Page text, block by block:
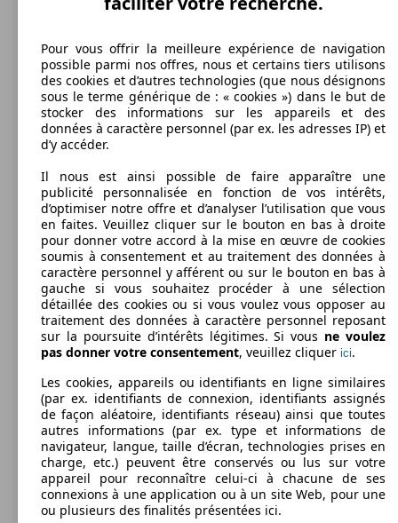
Coffre:
385 - 1281 Litres
Capacité de remorquage:
620 - 1100 kg
Afficher les variantes
SUV/4x4/Pick-Up
2018 - 2023 Volkswagen T-CROSS (11/2018-10/2023)
Pour vous offrir la meilleure expérience de navigation
possible parmi nos offres, nous et certains tiers utilisons
des cookies et d’autres technologies (que nous désignons
sous le terme générique de : « cookies ») dans le but de
stocker des informations sur les appareils et des
données à caractère personnel (par ex. les adresses IP) et
d’y accéder.
Il nous est ainsi possible de faire apparaître une
publicité personnalisée en fonction de vos intérêts,
d’optimiser notre offre et d’analyser l’utilisation que vous
en faites. Veuillez cliquer sur le bouton en bas à droite
pour donner votre accord à la mise en œuvre de cookies
soumis à consentement et au traitement des données à
caractère personnel y afférent ou sur le bouton en bas à
gauche si vous souhaitez procéder à une sélection
détaillée des cookies ou si vous voulez vous opposer au
traitement des données à caractère personnel reposant
sur la poursuite d’intérêts légitimes. Si vous ne voulez
pas donner votre consentement, veuillez cliquer ici.
Les cookies, appareils ou identifiants en ligne similaires
(par ex. identifiants de connexion, identifiants assignés
de façon aléatoire, identifiants réseau) ainsi que toutes
autres informations (par ex. type et informations de
navigateur, langue, taille d’écran, technologies prises en
charge, etc.) peuvent être conservés ou lus sur votre
appareil pour reconnaître celui-ci à chacune de ses
connexions à une application ou à un site Web, pour une
ou plusieurs des finalités présentées ici.